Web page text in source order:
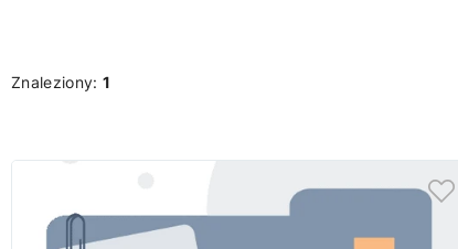
Znaleziony:1